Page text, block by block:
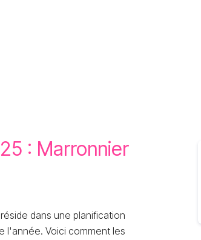
: Marronnier
dans une planification
l'année. Voici comment les